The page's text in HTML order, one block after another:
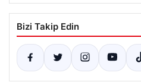
Bizi Takip Edin